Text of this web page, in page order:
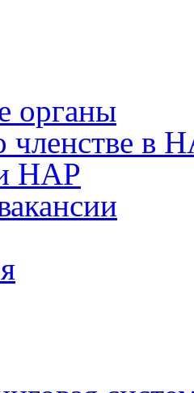
органы
членстве в
НАР